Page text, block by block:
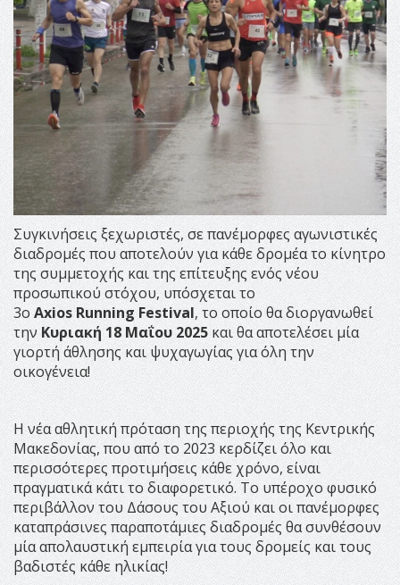
Συγκινήσεις ξεχωριστές, σε πανέμορφες αγωνιστικές
διαδρομές που αποτελούν για κάθε δρομέα το κίνητρο
της συμμετοχής και της επίτευξης ενός νέου
προσωπικού στόχου, υπόσχεται το
3οAxiosRunning Festival, το οποίο θα διοργανωθεί
τηνΚυριακή 18 Μαΐου 2025 και θα αποτελέσει μία
γιορτή άθλησης και ψυχαγωγίας για όλη την
οικογένεια!
Η νέα αθλητική πρόταση της περιοχής της Κεντρικής
Μακεδονίας, που από το 2023 κερδίζει όλο και
περισσότερες προτιμήσεις κάθε χρόνο, είναι
πραγματικά κάτι το διαφορετικό. Το υπέροχο φυσικό
περιβάλλον του Δάσους του Αξιού και οι πανέμορφες
καταπράσινες παραποτάμιες διαδρομές θα συνθέσουν
μία απολαυστική εμπειρία για τους δρομείς και τους
βαδιστές κάθε ηλικίας!